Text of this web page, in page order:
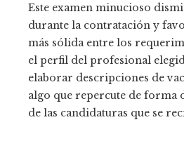
Este examen minucioso
durante la contratación y
más sólida entre los
el perfil del profesional
elaborar descripciones de
algo que repercute de forma
de las candidaturas que se